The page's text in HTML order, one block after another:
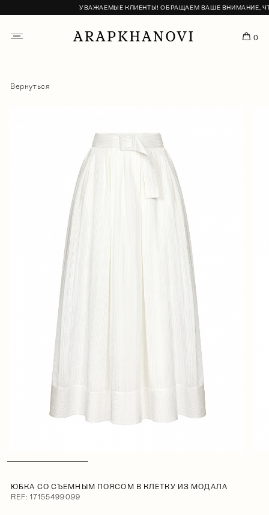
УВАЖАЕМЫЕ КЛИЕНТЫ! ОБРАЩАЕМ ВАШЕ ВНИМАНИЕ,
0
Вернуться
ЮБКА СО СЪЕМНЫМ ПОЯСОМ В КЛЕТКУ ИЗ МОДАЛА
REF: 17155499099